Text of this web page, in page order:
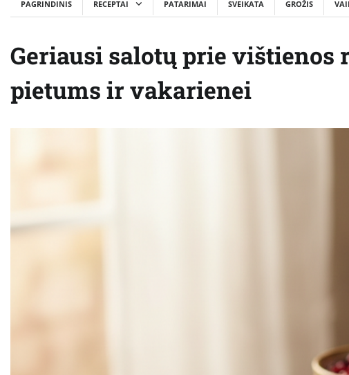
PAGRINDINIS RECEPTAI PATARIMAI SVEIKATA GROŽIS
Geriausi salotų prie vištienos
pietums ir vakarienei